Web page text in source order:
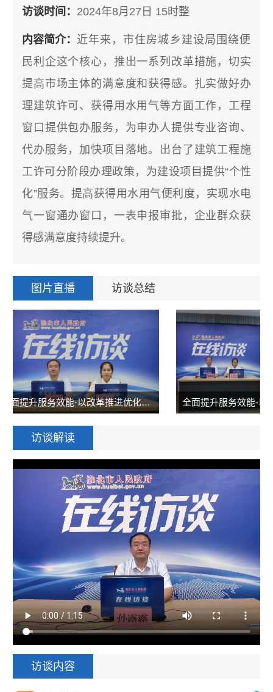
访谈时间： 2024年8月27日 15时整
内容简介： 近年来，市住房城乡建设局围绕便
民利企这个核心，推出一系列改革措施，切实
提高市场主体的满意度和获得感。扎实做好办
理建筑许可、获得用水用气等方面工作，工程
窗口提供包办服务，为申办人提供专业咨询、
代办服务，加快项目落地。出台了建筑工程施
工许可分阶段办理政策，为建设项目提供“个性
化”服务。提高获得用水用气便利度，实现水电
气一窗通办窗口，一表申报审批，企业群众获
得感满意度持续提升。
图片直播 访谈总结
全面提升服务效能-以改革推进优化营商环境
访谈解读
访谈内容